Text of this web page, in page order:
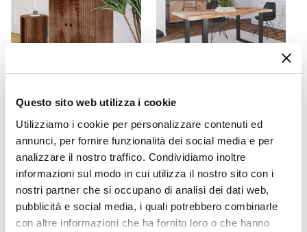
Questo sito web utilizza i cookie
Utilizziamo i cookie per personalizzare contenuti ed
annunci, per fornire funzionalità dei social media e per
analizzare il nostro traffico. Condividiamo inoltre
informazioni sul modo in cui utilizza il nostro sito con i
nostri partner che si occupano di analisi dei dati web,
pubblicità e social media, i quali potrebbero combinarle
con altre informazioni che ha fornito loro o che hanno
cm con 2 ante in legno di
mango cannettato - Alisha
€ 296,00
legno di acacia 55 mm e
gambe a U 8x4 in metallo
nero - Freia Acacia
€ 393,00